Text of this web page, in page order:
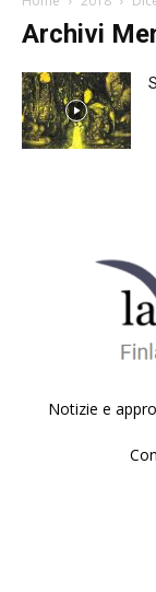
Archivi
Notizie e